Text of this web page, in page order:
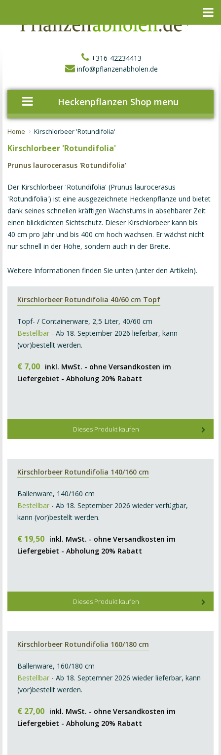
+316-42234413
info@pflanzenabholen.de
Heckenpflanzen Shop menu
Home Kirschlorbeer 'Rotundifolia'
Kirschlorbeer 'Rotundifolia'
Prunus laurocerasus 'Rotundifolia'
Der Kirschlorbeer 'Rotundifolia' (Prunus laurocerasus
'Rotundifolia') ist eine ausgezeichnete Heckenpflanze und bietet
dank seines schnellen kräftigen Wachstums in absehbarer Zeit
einen blickdichten Sichtschutz. Dieser Kirschlorbeer kann bis
40 cm pro Jahr und bis 400 cm hoch wachsen. Er wächst nicht
nur schnell in der Höhe, sondern auch in der Breite.
Weitere Informationen finden Sie unten (unter den Artikeln).
Kirschlorbeer Rotundifolia 40/60 cm Topf
Topf- / Containerware, 2,5 Liter, 40/60 cm
Bestellbar - Ab 18. September 2026 lieferbar, kann
(vor)bestellt werden.
€ 7,00 inkl. MwSt. - ohne Versandkosten im
Liefergebiet - Abholung 20% Rabatt
Dieses Produkt kaufen
Kirschlorbeer Rotundifolia 140/160 cm
Ballenware, 140/160 cm
Bestellbar - Ab 18. September 2026 wieder verfügbar,
kann (vor)bestellt werden.
€ 19,50 inkl. MwSt. - ohne Versandkosten im
Liefergebiet - Abholung 20% Rabatt
Dieses Produkt kaufen
Kirschlorbeer Rotundifolia 160/180 cm
Ballenware, 160/180 cm
Bestellbar - Ab 18. Septemner 2026 wieder lieferbar, kann
(vor)bestellt werden.
€ 27,00 inkl. MwSt. - ohne Versandkosten im
Liefergebiet - Abholung 20% Rabatt